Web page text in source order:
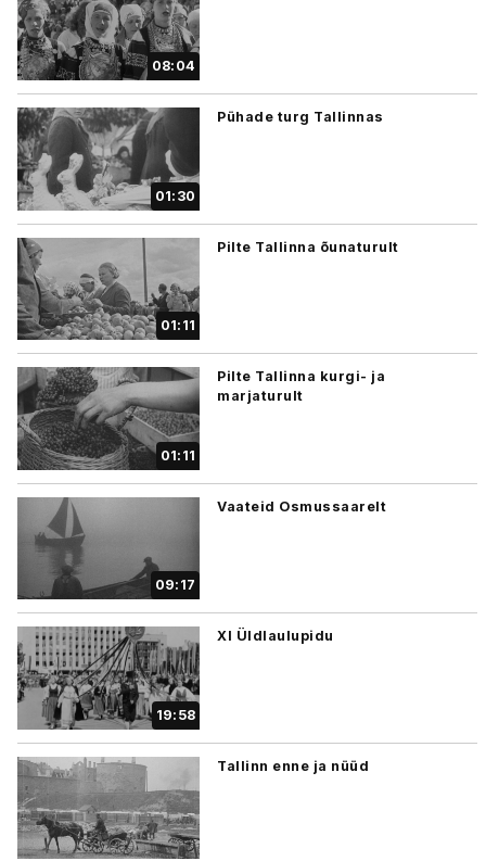
08:04
01:30
Pühade turg Tallinnas
01:11
Pilte Tallinna õunaturult
01:11
Pilte Tallinna kurgi- ja
marjaturult
09:17
Vaateid Osmussaarelt
19:58
XI Üldlaulupidu
Tallinn enne ja nüüd